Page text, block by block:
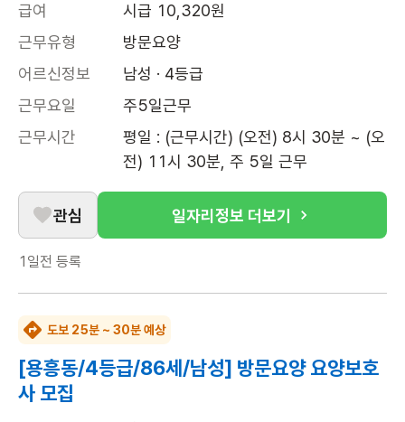
급여
시급 10,320원
근무유형
방문요양
어르신정보
남성 · 4등급
근무요일
주5일근무
근무시간
평일 : (근무시간) (오전) 8시 30분 ~ (오
전) 11시 30분, 주 5일 근무
관심 일자리정보 더보기
1일전 등록
도보 25분 ~ 30분 예상
[용흥동/4등급/86세/남성] 방문요양 요양보호
사 모집